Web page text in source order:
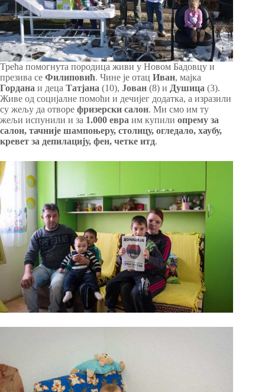
Трећа помогнута породица живи у Новом Бадовцу и
презива се Филиповић. Чине је отац Иван, мајка
Гордана и деца Татјана (10), Јован (8) и Душица (3).
Живе од социјалне помоћи и дечијег додатка, а изразили
су жељу да отворе фризерски салон. Ми смо им ту
жељи испунили и за 1.000 евра им купили опрему за
салон, тачније шампоњеру, столицу, огледало, хаубу,
кревет за депилацију, фен, четке итд.